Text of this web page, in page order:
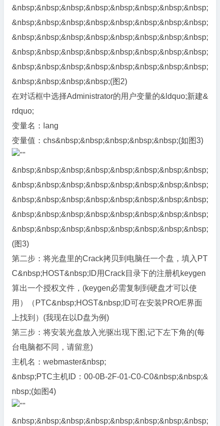
&nbsp;&nbsp;&nbsp;&nbsp;&nbsp;&nbsp;&nbsp;&nbsp;
&nbsp;&nbsp;&nbsp;&nbsp;&nbsp;&nbsp;&nbsp;&nbsp;
&nbsp;&nbsp;&nbsp;&nbsp;&nbsp;&nbsp;&nbsp;&nbsp;
&nbsp;&nbsp;&nbsp;&nbsp;&nbsp;&nbsp;&nbsp;&nbsp;
&nbsp;&nbsp;&nbsp;&nbsp;&nbsp;&nbsp;&nbsp;&nbsp;
&nbsp;&nbsp;&nbsp;&nbsp;(图2)
在对话框中选择Administrator的用户变量的&ldquo;新建&
rdquo;
变量名：lang
变量值：chs&nbsp;&nbsp;&nbsp;&nbsp;&nbsp;(如图3)
&nbsp;&nbsp;&nbsp;&nbsp;&nbsp;&nbsp;&nbsp;&nbsp;
&nbsp;&nbsp;&nbsp;&nbsp;&nbsp;&nbsp;&nbsp;&nbsp;
&nbsp;&nbsp;&nbsp;&nbsp;&nbsp;&nbsp;&nbsp;&nbsp;
&nbsp;&nbsp;&nbsp;&nbsp;&nbsp;&nbsp;&nbsp;&nbsp;
&nbsp;&nbsp;&nbsp;&nbsp;&nbsp;&nbsp;&nbsp;&nbsp;
(图3)
第二步：将光盘里的Crack拷贝到电脑任一个盘，填入PT
C&nbsp;HOST&nbsp;ID用Crack目录下的注册机keygen
算出一个授权文件，(keygen必需复制到硬盘才可以使
用）（PTC&nbsp;HOST&nbsp;ID可在安装PRO/E界面
上找到）(我现在以D盘为例)
第三步：将安装光盘放入光驱出现下图,记下左下角的(每
台电脑都不同，请留意)
主机名：webmaster&nbsp;
&nbsp;PTC主机ID：00-0B-2F-01-C0-C0&nbsp;&nbsp;&
nbsp;(如图4)
&nbsp;&nbsp;&nbsp;&nbsp;&nbsp;&nbsp;&nbsp;&nbsp;